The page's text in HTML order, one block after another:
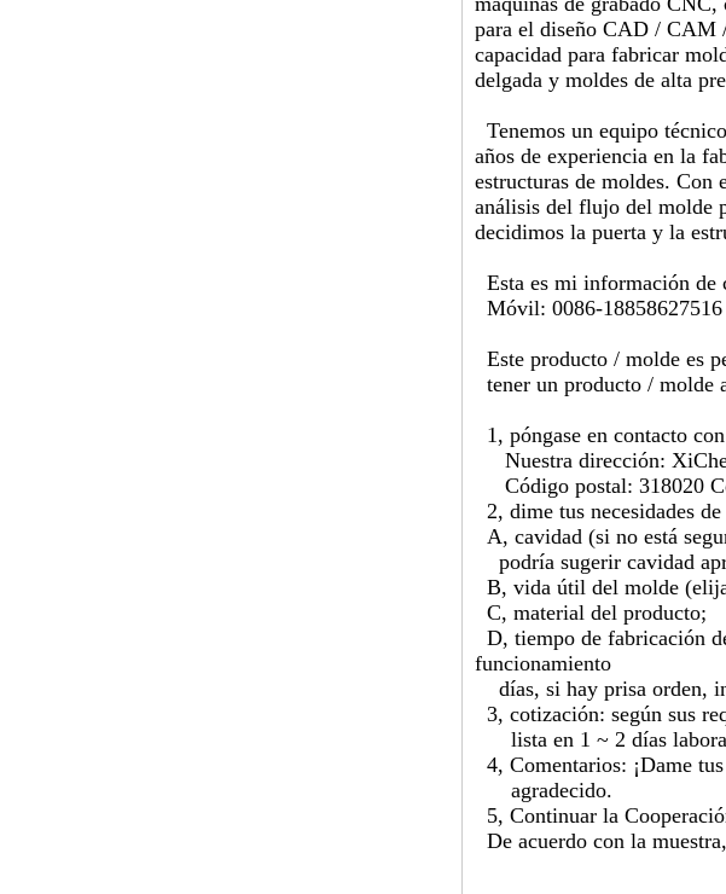
para el diseño CAD / CAM
capacidad para fabricar
delgada y moldes de alta
Tenemos un equipo
años de experiencia en la
estructuras de moldes.
análisis del flujo del molde
decidimos la puerta y la
Esta es mi información de
Móvil: 0086-18858627516
Este producto / molde es
tener un producto / molde
1, póngase en contacto
Nuestra dirección:
Código postal: 318020
2, dime tus necesidades
A, cavidad (si no está
podría sugerir cavidad
B, vida útil del molde
C, material del producto;
D, tiempo de fabricación
funcionamiento
días, si hay prisa orden,
3, cotización: según sus
lista en 1 ~ 2 días
4, Comentarios: ¡Dame
agradecido.
5, Continuar la
De acuerdo con la